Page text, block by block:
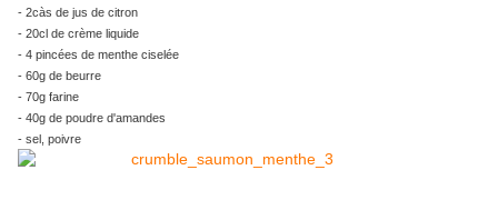
- 2càs de jus de citron
- 20cl de crème liquide
- 4 pincées de menthe ciselée
- 60g de beurre
- 70g farine
- 40g de poudre d'amandes
- sel, poivre